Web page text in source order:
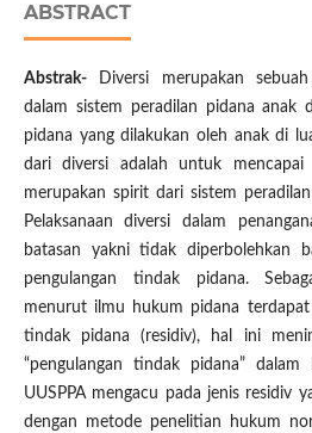
ABSTRACT
Abstrak-Diversi merupakan
dalam sistem peradilan pidana anak
pidana yang dilakukan oleh anak di
dari diversi adalah untuk mencapai
merupakan spirit dari sistem
Pelaksanaan diversi dalam
batasan yakni tidak diperbolehkan
pengulangan tindak pidana.
menurut ilmu hukum pidana
tindak pidana (residiv), hal ini
“pengulangan tindak pidana”
UUSPPA mengacu pada jenis residiv
dengan metode penelitian hukum